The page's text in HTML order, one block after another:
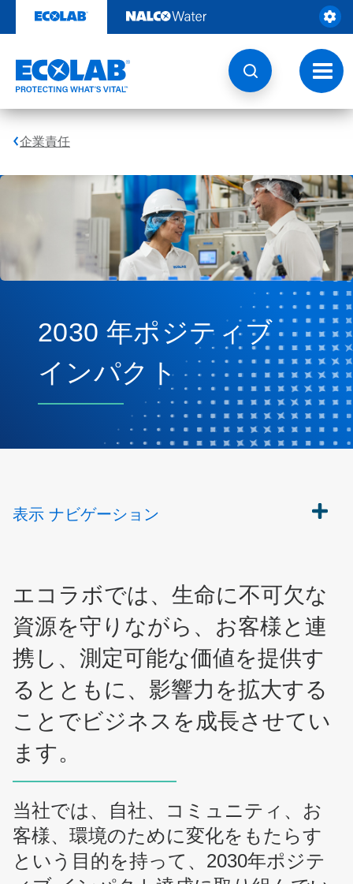
テ
る
ト
グ
ル
ナ
ョ
ン
企業責任
2030 年ポジティブ
インパクト
表示 ナビゲーション
エコラボでは、生命に不可欠な
資源を守りながら、お客様と連
携し、測定可能な価値を提供す
るとともに、影響力を拡大する
ことでビジネスを成長させてい
ます。
当社では、自社、コミュニティ、お
客様、環境のために変化をもたらす
という目的を持って、2030年ポジテ